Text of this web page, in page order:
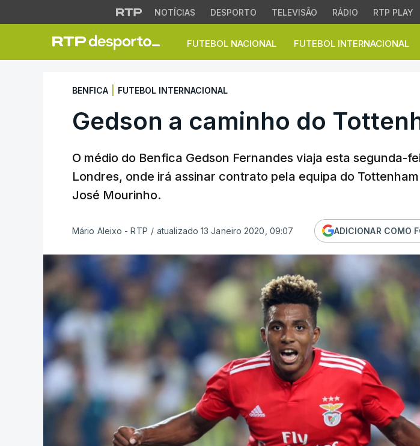
NOTÍCIAS DESPORTO TELEVISÃO RÁDIO RTP PLAY
FUTEBOL NACIONAL FUTEBOL INTERNACIONAL
Gedson a caminho do Tottenham
BENFICA FUTEBOL INTERNACIONAL
Gedson a caminho do
O médio do Benfica Gedson Fernandes viaja esta segunda-
Londres, onde irá assinar contrato pela equipa do
José Mourinho.
Mário Aleixo - RTP / atualizado 13 Janeiro 2020, 09:07 ADICIONAR COMO